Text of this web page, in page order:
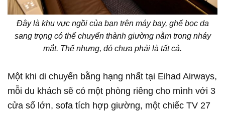
Đây là khu vực ngồi của bạn trên máy bay, ghế bọc da
sang trọng có thể chuyển thành giường nằm trong nháy
mắt. Thế nhưng, đó chưa phải là tất cả.
Một khi di chuyển bằng hạng nhất tại Eihad Airways,
mỗi du khách sẽ có một phòng riêng cho mình với 3
cửa sổ lớn, sofa tích hợp giường, một chiếc TV 27